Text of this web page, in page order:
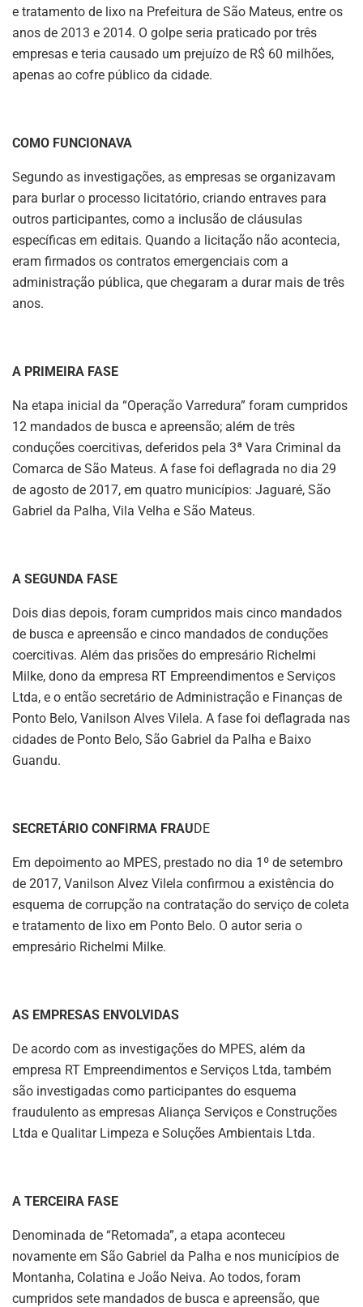
e tratamento de lixo na Prefeitura de São Mateus, entre os
anos de 2013 e 2014. O golpe seria praticado por três
empresas e teria causado um prejuízo de R$ 60 milhões,
apenas ao cofre público da cidade.
COMO FUNCIONAVA
Segundo as investigações, as empresas se organizavam
para burlar o processo licitatório, criando entraves para
outros participantes, como a inclusão de cláusulas
específicas em editais. Quando a licitação não acontecia,
eram firmados os contratos emergenciais com a
administração pública, que chegaram a durar mais de três
anos.
A PRIMEIRA FASE
Na etapa inicial da “Operação Varredura” foram cumpridos
12 mandados de busca e apreensão; além de três
conduções coercitivas, deferidos pela 3ª Vara Criminal da
Comarca de São Mateus. A fase foi deflagrada no dia 29
de agosto de 2017, em quatro municípios: Jaguaré, São
Gabriel da Palha, Vila Velha e São Mateus.
A SEGUNDA FASE
Dois dias depois, foram cumpridos mais cinco mandados
de busca e apreensão e cinco mandados de conduções
coercitivas. Além das prisões do empresário Richelmi
Milke, dono da empresa RT Empreendimentos e Serviços
Ltda, e o então secretário de Administração e Finanças de
Ponto Belo, Vanilson Alves Vilela. A fase foi deflagrada nas
cidades de Ponto Belo, São Gabriel da Palha e Baixo
Guandu.
SECRETÁRIO CONFIRMA FRAUDE
Em depoimento ao MPES, prestado no dia 1º de setembro
de 2017, Vanilson Alvez Vilela confirmou a existência do
esquema de corrupção na contratação do serviço de coleta
e tratamento de lixo em Ponto Belo. O autor seria o
empresário Richelmi Milke.
AS EMPRESAS ENVOLVIDAS
De acordo com as investigações do MPES, além da
empresa RT Empreendimentos e Serviços Ltda, também
são investigadas como participantes do esquema
fraudulento as empresas Aliança Serviços e Construções
Ltda e Qualitar Limpeza e Soluções Ambientais Ltda.
A TERCEIRA FASE
Denominada de “Retomada”, a etapa aconteceu
novamente em São Gabriel da Palha e nos municípios de
Montanha, Colatina e João Neiva. Ao todos, foram
cumpridos sete mandados de busca e apreensão, que